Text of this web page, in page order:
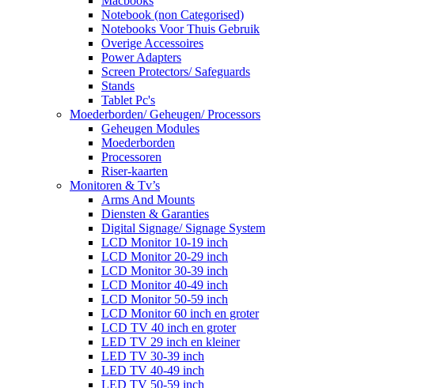
Notebook (non Categorised)
Notebooks Voor Thuis Gebruik
Overige Accessoires
Power Adapters
Screen Protectors/ Safeguards
Stands
Tablet Pc's
Moederborden/ Geheugen/ Processors
Geheugen Modules
Moederborden
Processoren
Riser-kaarten
Monitoren & Tv’s
Arms And Mounts
Diensten & Garanties
Digital Signage/ Signage System
LCD Monitor 10-19 inch
LCD Monitor 20-29 inch
LCD Monitor 30-39 inch
LCD Monitor 40-49 inch
LCD Monitor 50-59 inch
LCD Monitor 60 inch en groter
LCD TV 40 inch en groter
LED TV 29 inch en kleiner
LED TV 30-39 inch
LED TV 40-49 inch
LED TV 50-59 inch